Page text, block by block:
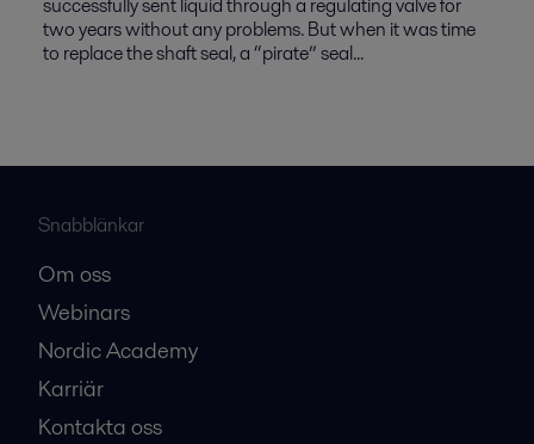
successfully sent liquid through a regulating valve for
two years without any problems. But when it was time
to replace the shaft seal, a “pirate” seal...
Snabblänkar
Om oss
Webinars
Nordic Academy
Karriär
Kontakta oss